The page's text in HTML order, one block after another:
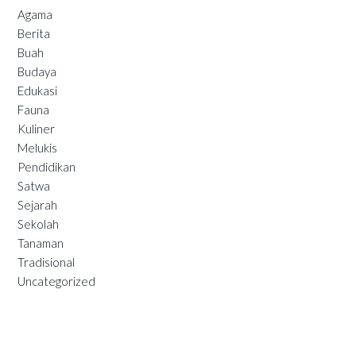
Agama
Berita
Buah
Budaya
Edukasi
Fauna
Kuliner
Melukis
Pendidikan
Satwa
Sejarah
Sekolah
Tanaman
Tradisional
Uncategorized